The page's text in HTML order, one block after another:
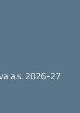
a.s. 2026-27